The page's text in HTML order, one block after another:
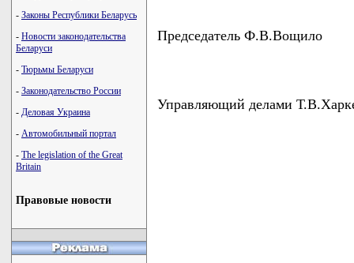
- Законы Республики Беларусь
- Новости законодательства
Беларуси
- Тюрьмы Беларуси
- Законодательство России
- Деловая Украина
- Автомобильный портал
- The legislation of the Great
Britain
Правовые новости
Председатель Ф.В.Вощило
Управляющий делами